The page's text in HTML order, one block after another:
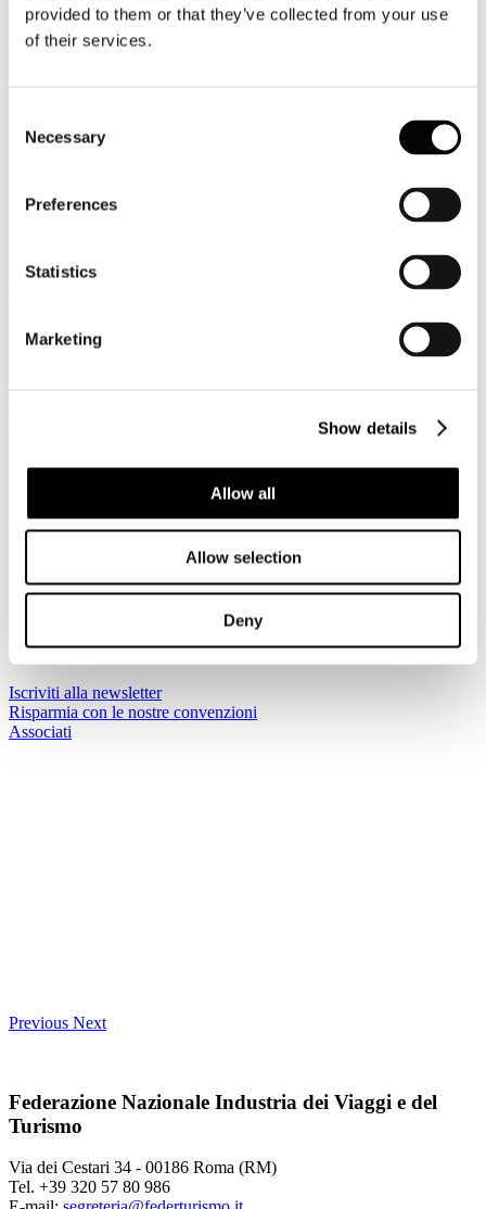
provided to them or that they’ve collected from your use
of their services.
Selection
Necessary
Preferences
Statistics
Marketing
Show details
Allow all
Allow selection
Deny
Cerca...
I numeri del turismo
PhoCusWright: Italia seconda in Europa
Secondo una ricerca di PhoCusWright entro il 2015 in Europa ogni
secondo posto ci sono gli italiani con il 20%, seguono francesi e
I booking online nel 2015 saranno il 47% del totale, per un valore di
127,6 miliardi (incluso il business travel) su un volume d’affari totale
di oltre 270 miliardi, le vendite dirette di servizi sui siti dei fornitori
agency online supererà i 52 miliardi.
Per maggiori informazioni:www.phocuswright.com
Iscriviti alla newsletter
Risparmia con le nostre convenzioni
Associati
Previous Next
Federazione Nazionale Industria dei Viaggi e del
Turismo
Via dei Cestari 34 - 00186 Roma (RM)
Tel. +39 320 57 80 986